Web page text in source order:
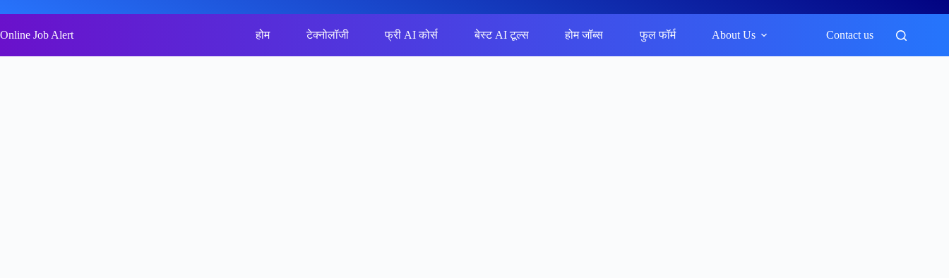
to
content
Online Job Alert होम टेक्नोलॉजी फ्री AI कोर्स बेस्ट AI टूल्स होम जॉब्स फुल फॉर्म About Us Contact us